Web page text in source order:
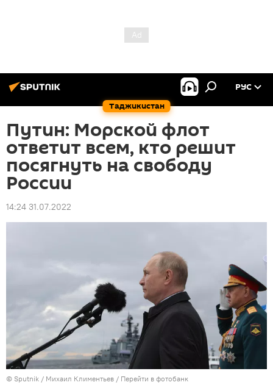
Таджикистан
РУС
Путин: Морской флот
ответит всем, кто решит
посягнуть на свободу
России
14:24 31.07.2022
© Sputnik / Михаил Климентьев / Перейти в фотобанк